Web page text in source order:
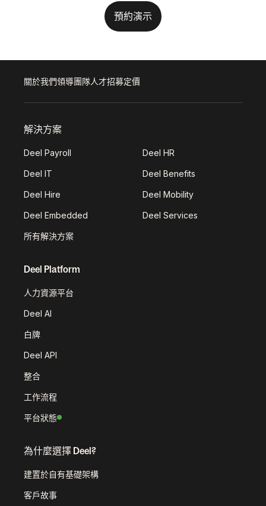
預約演示
關於我們領導團隊人才招募定價
解決方案
Deel Payroll Deel HR
Deel IT Deel Benefits
Deel Hire Deel Mobility
Deel Embedded Deel Services
所有解決方案
Deel Platform
人力資源平台
Deel AI
白牌
Deel API
整合
工作流程
平台狀態
為什麼選擇 Deel?
建置於自有基礎架構
客戶故事